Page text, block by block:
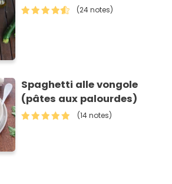
(24 notes)
Spaghetti alle vongole
(pâtes aux palourdes)
(14 notes)